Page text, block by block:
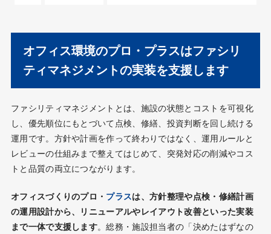
オフィス環境のプロ・プラスはファシリ
ティマネジメントの実装を支援します
ファシリティマネジメントとは、施設の状態とコストを可視化
し、優先順位にもとづいて点検、修繕、投資判断を回し続ける
運用です。方針や計画を作って終わりではなく、運用ルールと
レビューの仕組みまで整えてはじめて、突発対応の削減やコス
トと品質の両立につながります。
オフィスづくりのプロ・ プラスは、方針整理や点検・修繕計画
の運用設計から、リニューアルやレイアウト改善といった実装
まで一体で支援します。総務・施設担当者の「決めたはずなの